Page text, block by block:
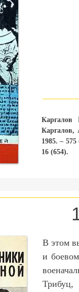
1985. –
16 (654).
В этом
и